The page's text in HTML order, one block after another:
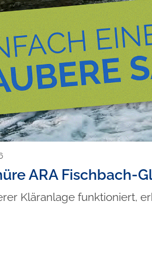
ARA Fischbach-
Kläranlage funktioniert,